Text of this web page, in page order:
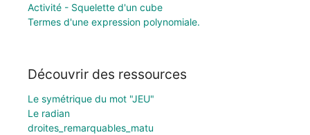
Activité - Squelette d'un cube
Termes d'une expression polynomiale.
Découvrir des ressources
Le symétrique du mot "JEU"
Le radian
droites_remarquables_matu